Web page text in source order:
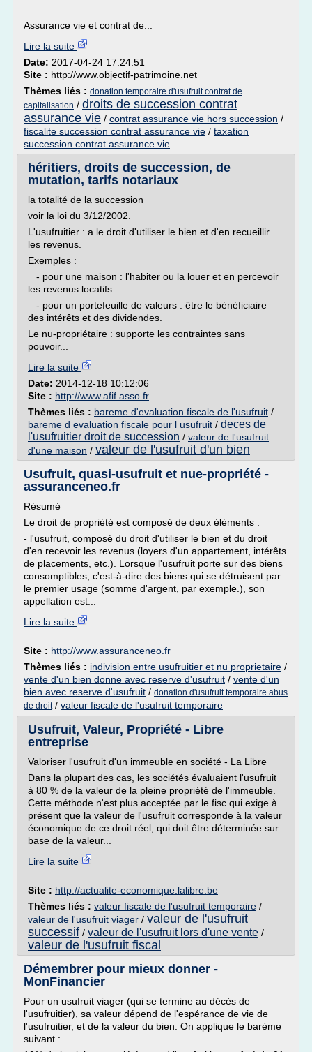
Assurance vie et contrat de...
Lire la suite
Date: 2017-04-24 17:24:51
Site : http://www.objectif-patrimoine.net
Thèmes liés : donation temporaire d'usufruit contrat de
capitalisation / droits de succession contrat
assurance vie / contrat assurance vie hors succession /
fiscalite succession contrat assurance vie / taxation
succession contrat assurance vie
héritiers, droits de succession, de
mutation, tarifs notariaux
la totalité de la succession
voir la loi du 3/12/2002.
L'usufruitier : a le droit d'utiliser le bien et d'en recueillir
les revenus.
Exemples :
- pour une maison : l'habiter ou la louer et en percevoir
les revenus locatifs.
- pour un portefeuille de valeurs : être le bénéficiaire
des intérêts et des dividendes.
Le nu-propriétaire : supporte les contraintes sans
pouvoir...
Lire la suite
Date: 2014-12-18 10:12:06
Site : http://www.afif.asso.fr
Thèmes liés : bareme d'evaluation fiscale de l'usufruit /
bareme d evaluation fiscale pour l usufruit / deces de
l'usufruitier droit de succession / valeur de l'usufruit
d'une maison / valeur de l'usufruit d'un bien
Usufruit, quasi-usufruit et nue-propriété -
assuranceneo.fr
Résumé
Le droit de propriété est composé de deux éléments :
- l'usufruit, composé du droit d'utiliser le bien et du droit
d'en recevoir les revenus (loyers d'un appartement, intérêts
de placements, etc.). Lorsque l'usufruit porte sur des biens
consomptibles, c'est-à-dire des biens qui se détruisent par
le premier usage (somme d'argent, par exemple.), son
appellation est...
Lire la suite
Site : http://www.assuranceneo.fr
Thèmes liés : indivision entre usufruitier et nu proprietaire /
vente d'un bien donne avec reserve d'usufruit / vente d'un
bien avec reserve d'usufruit / donation d'usufruit temporaire abus
de droit/ valeur fiscale de l'usufruit temporaire
Usufruit, Valeur, Propriété - Libre
entreprise
Valoriser l'usufruit d'un immeuble en société - La Libre
Dans la plupart des cas, les sociétés évaluaient l'usufruit
à 80 % de la valeur de la pleine propriété de l'immeuble.
Cette méthode n'est plus acceptée par le fisc qui exige à
présent que la valeur de l'usufruit corresponde à la valeur
économique de ce droit réel, qui doit être déterminée sur
base de la valeur...
Lire la suite
Site : http://actualite-economique.lalibre.be
Thèmes liés : valeur fiscale de l'usufruit temporaire /
valeur de l'usufruit viager / valeur de l'usufruit
successif / valeur de l'usufruit lors d'une vente /
valeur de l'usufruit fiscal
Démembrer pour mieux donner -
MonFinancier
Pour un usufruit viager (qui se termine au décès de
l'usufruitier), sa valeur dépend de l'espérance de vie de
l'usufruitier, et de la valeur du bien. On applique le barème
suivant :